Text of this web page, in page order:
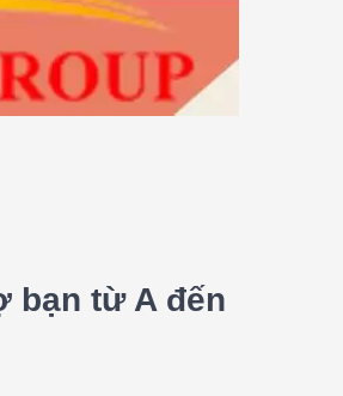
bạn từ A đến